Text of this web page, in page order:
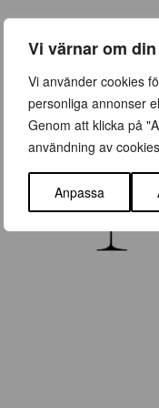
Vi värnar om
Vi använder cookies
personliga annonser
Genom att klicka på
användning av
Anpassa